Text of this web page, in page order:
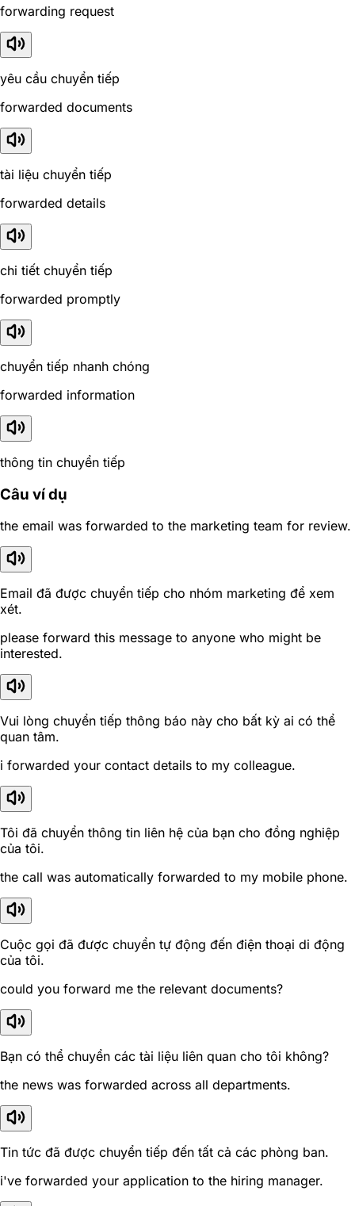
forwarding request
yêu cầu chuyển tiếp
forwarded documents
tài liệu chuyển tiếp
forwarded details
chi tiết chuyển tiếp
forwarded promptly
chuyển tiếp nhanh chóng
forwarded information
thông tin chuyển tiếp
Câu ví dụ
the email was forwarded to the marketing team for review.
Email đã được chuyển tiếp cho nhóm marketing để xem
xét.
please forward this message to anyone who might be
interested.
Vui lòng chuyển tiếp thông báo này cho bất kỳ ai có thể
quan tâm.
i forwarded your contact details to my colleague.
Tôi đã chuyển thông tin liên hệ của bạn cho đồng nghiệp
của tôi.
the call was automatically forwarded to my mobile phone.
Cuộc gọi đã được chuyển tự động đến điện thoại di động
của tôi.
could you forward me the relevant documents?
Bạn có thể chuyển các tài liệu liên quan cho tôi không?
the news was forwarded across all departments.
Tin tức đã được chuyển tiếp đến tất cả các phòng ban.
i've forwarded your application to the hiring manager.